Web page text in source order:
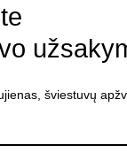
šviestuvų